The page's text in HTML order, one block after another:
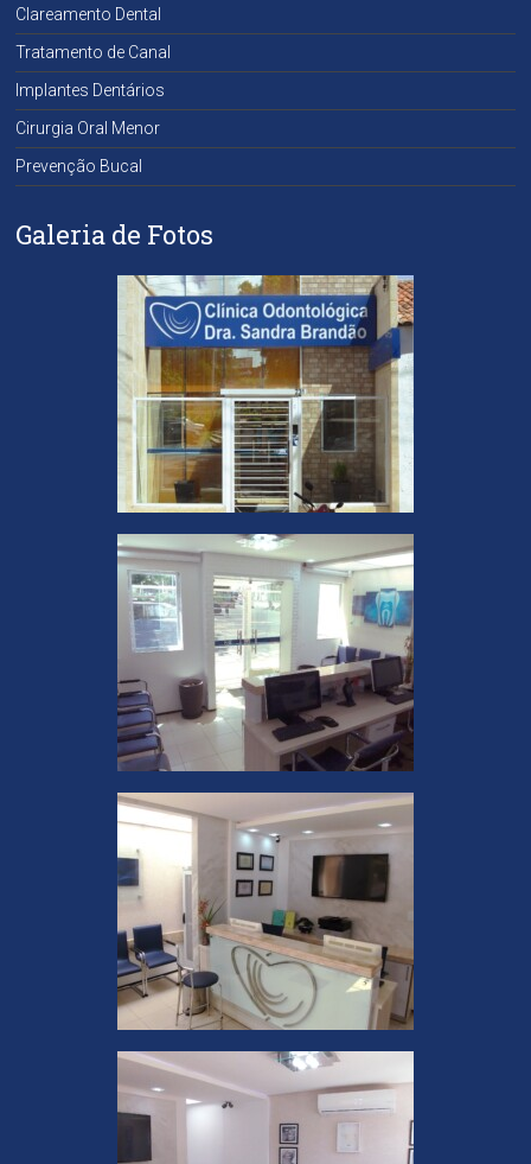
Clareamento Dental
Tratamento de Canal
Implantes Dentários
Cirurgia Oral Menor
Prevenção Bucal
Galeria de Fotos